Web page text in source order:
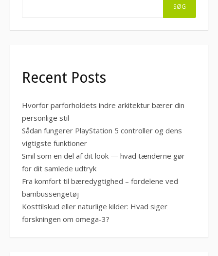
SØG
Recent Posts
Hvorfor parforholdets indre arkitektur bærer din
personlige stil
Sådan fungerer PlayStation 5 controller og dens
vigtigste funktioner
Smil som en del af dit look — hvad tænderne gør
for dit samlede udtryk
Fra komfort til bæredygtighed – fordelene ved
bambussengetøj
Kosttilskud eller naturlige kilder: Hvad siger
forskningen om omega-3?